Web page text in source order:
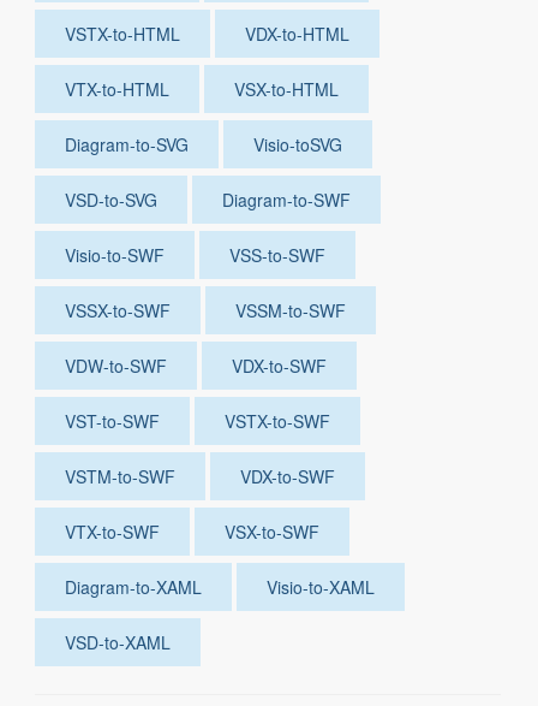
VSTX-to-HTML VDX-to-HTML
VTX-to-HTML VSX-to-HTML
Diagram-to-SVG Visio-toSVG
VSD-to-SVG Diagram-to-SWF
Visio-to-SWF VSS-to-SWF
VSSX-to-SWF VSSM-to-SWF
VDW-to-SWF VDX-to-SWF
VST-to-SWF VSTX-to-SWF
VSTM-to-SWF VDX-to-SWF
VTX-to-SWF VSX-to-SWF
Diagram-to-XAML Visio-to-XAML
VSD-to-XAML